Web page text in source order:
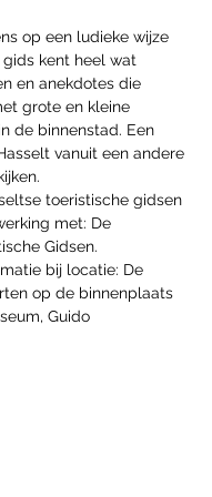
op een ludieke wijze
gids kent heel wat
en anekdotes die
grote en kleine
de binnenstad. Een
vanuit een andere
toeristische gidsen
met: De
Gidsen.
bij locatie: De
op de binnenplaats
Guido